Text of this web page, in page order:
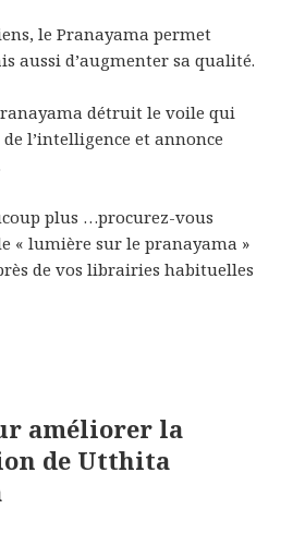
le Pranayama permet
aussi d’augmenter sa qualité.
détruit le voile qui
l’intelligence et annonce
plus …procurez-vous
« lumière sur le pranayama »
de vos librairies habituelles
améliorer la
de Utthita